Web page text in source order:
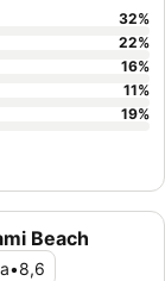
baía.
Beach
•8,6
32%
22%
16%
11%
19%